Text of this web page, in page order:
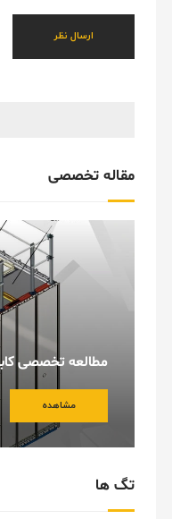
مقاله تخصصی
مطالعه تخصصی
مشاهده
تگ ها